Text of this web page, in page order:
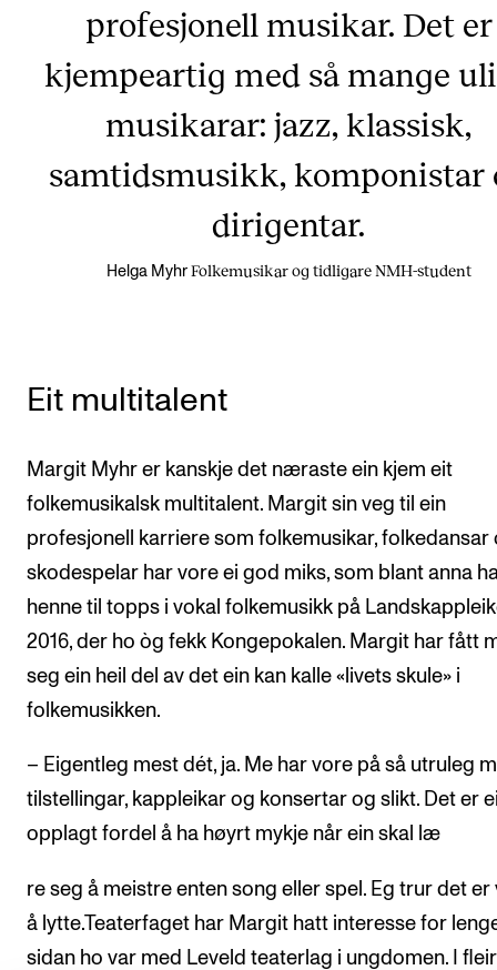
profesjonell musikar. Det er
kjempeartig med så mange
musikarar: jazz, klassisk,
samtidsmusikk, komponistar
dirigentar.
Helga Myhr Folkemusikar og tidligare NMH-student
Eit multitalent
Margit Myhr er kanskje det næraste ein kjem eit
folkemusikalsk multitalent. Margit sin veg til ein
profesjonell karriere som folkemusikar, folkedansar
skodespelar har vore ei god miks, som blant anna
henne til topps i vokal folkemusikk på
2016, der ho òg fekk Kongepokalen. Margit har fått
seg ein heil del av det ein kan kalle «livets skule» i
folkemusikken.
– Eigentleg mest dét, ja. Me har vore på så utruleg
tilstellingar, kappleikar og konsertar og slikt. Det er
opplagt fordel å ha høyrt mykje når ein skal læ
re seg å meistre enten song eller spel. Eg trur det er
å lytte.Teaterfaget har Margit hatt interesse for
sidan ho var med Leveld teaterlag i ungdomen. I